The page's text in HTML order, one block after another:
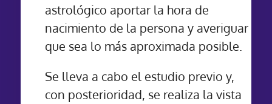
astrológico aportar la hora de
nacimiento de la persona y averiguar
que sea lo más aproximada posible.
Se lleva a cabo el estudio previo y,
con posterioridad, se realiza la vista